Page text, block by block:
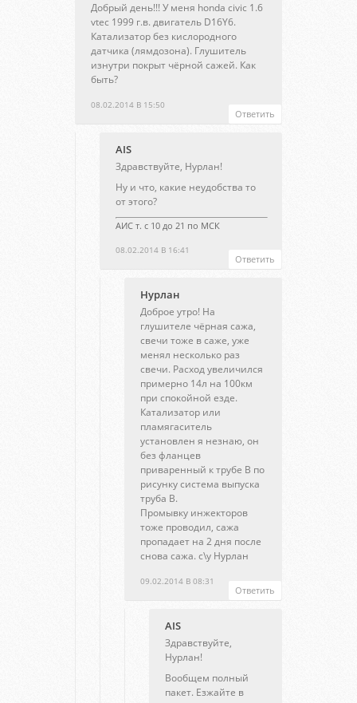
08.02.2014 В 15:50
Добрый день!!! У меня honda civic 1.6
vtec 1999 г.в. двигатель D16Y6.
Катализатор без кислородного
датчика (лямдозона). Глушитель
изнутри покрыт чёрной сажей. Как
быть?
Ответить
AIS
08.02.2014 В 16:41
Здравствуйте, Нурлан!
Ну и что, какие неудобства то
от этого?
АИС т. с 10 до 21 по МСК
Ответить
Нурлан
09.02.2014 В 08:31
Доброе утро! На
глушителе чёрная сажа,
свечи тоже в саже, уже
менял несколько раз
свечи. Расход увеличился
примерно 14л на 100км
при спокойной езде.
Катализатор или
пламягаситель
установлен я незнаю, он
без фланцев
приваренный к трубе В по
рисунку система выпуска
труба В.
Промывку инжекторов
тоже проводил, сажа
пропадает на 2 дня после
снова сажа. с\у Нурлан
Ответить
AIS
Здравствуйте,
Нурлан!
Вообщем полный
пакет. Езжайте в